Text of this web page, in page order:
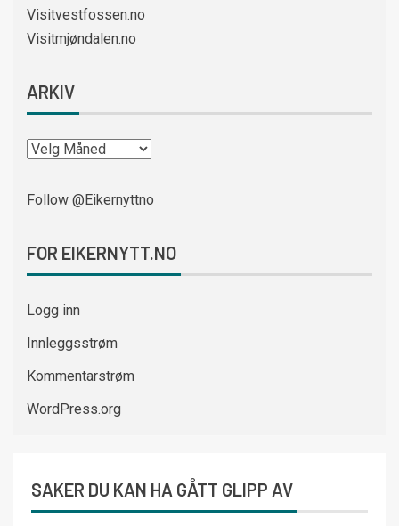
Visitvestfossen.no
Visitmjøndalen.no
ARKIV
Follow @Eikernyttno
FOR EIKERNYTT.NO
Logg inn
Innleggsstrøm
Kommentarstrøm
WordPress.org
SAKER DU KAN HA GÅTT GLIPP AV